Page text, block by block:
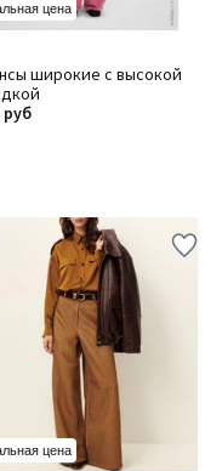
цена
широкие с высокой
руб
цена